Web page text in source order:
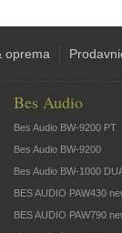
oprema
Bes Audio
Bes Audio BW-9200 PT
Bes Audio BW-9200
Bes Audio BW-1000
BES AUDIO PAW430
BES AUDIO PAW790